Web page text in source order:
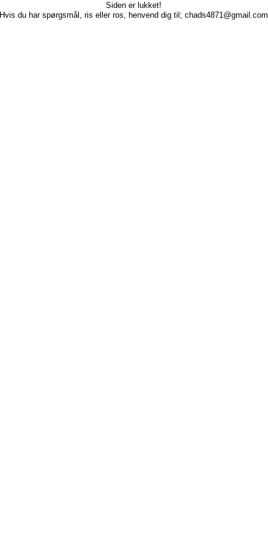
Siden er lukket!
Hvis du har spørgsmål, ris eller ros, henvend dig til; chads4871@gmail.com